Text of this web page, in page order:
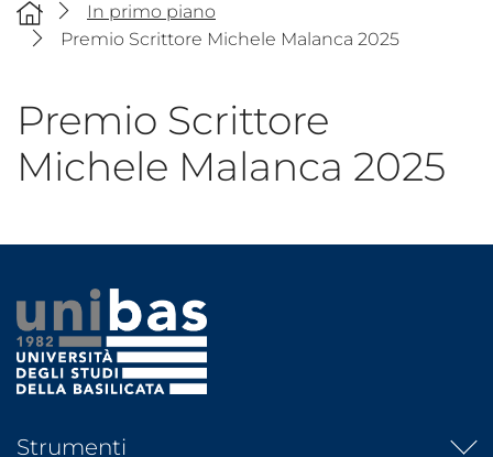
In primo piano
Premio Scrittore Michele Malanca 2025
Premio Scrittore
Michele Malanca 2025
Strumenti